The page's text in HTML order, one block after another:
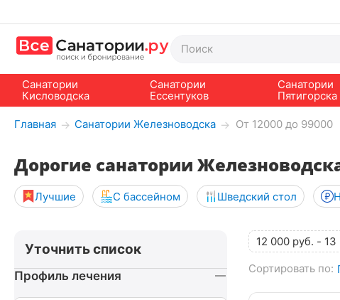
Санатории
Кисловодска
Санатории
Ессентуков
Санатории
Пятигорска
Главная → Санатории Железноводска → От 12000 до 99000
Дорогие санатории
Лучшие С бассейном Шведский стол
12 000 руб. - 13
Сортировать по:
Уточнить список
Профиль лечения